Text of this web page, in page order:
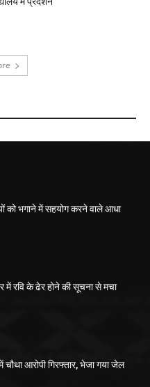
को भगाने में सहयोग करने वाले आधा
में रवि के ढेर होने की सूचना से मचा
चौथा आरोपी गिरफ्तार, भेजा गया जेल